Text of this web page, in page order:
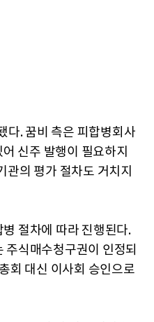
다. 꿈비 측은 피합병회사
신주 발행이 필요하지
관의 평가 절차도 거치지
절차에 따라 진행된다.
주식매수청구권이 인정되
회 대신 이사회 승인으로